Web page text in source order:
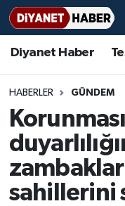
Diyanet Haber
HABERLER GÜNDEM
sahillerini
Diyanet Haber
Teşkilat
Adana
Adıyaman
Ağrı Müftülüğü
Aksaray
Gündem
#Keşfet
Bir Ayet
Bir Hikaye
Biyografiler
Dini kavramlar
Diyanet Bilgi
Basında Bugün
Aile Dergisi
Aylık Dergi
İmam Hatip
Başmakale
Hadis-i Şerifler
Hayat
Nöbetçi
Hava Durumu
Ankara Namaz
Trafik Durumu
Süper Lig Puan